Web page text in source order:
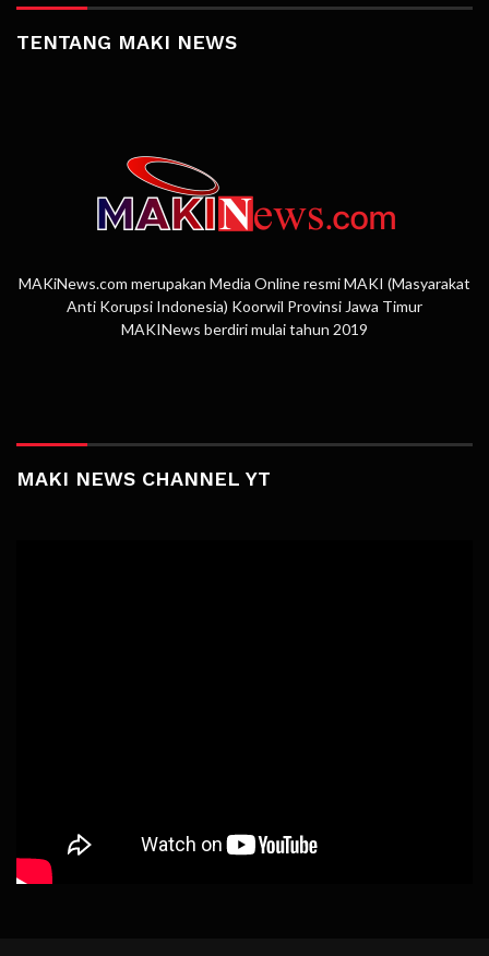
TENTANG MAKI NEWS
MAKiNews.com merupakan Media Online resmi MAKI (Masyarakat
Anti Korupsi Indonesia) Koorwil Provinsi Jawa Timur
MAKINews berdiri mulai tahun 2019
MAKI NEWS CHANNEL YT